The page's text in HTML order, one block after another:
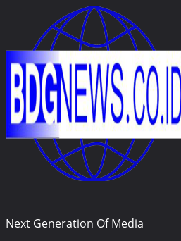
content
Next Generation Of Media